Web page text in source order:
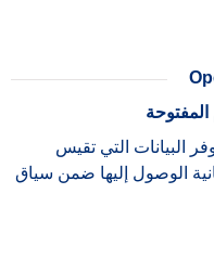
البيانات التي تقيس
الوصول إليها ضمن سياق